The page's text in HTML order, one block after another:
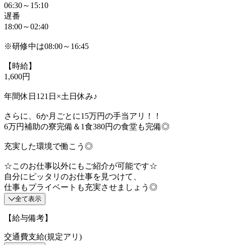
06:30～15:10
遅番
18:00～02:40
※研修中は08:00～16:45
【時給】
1,600円
年間休日121日×土日休み♪
さらに、6か月ごとに15万円の手当アリ！！
6万円補助の寮完備＆1食380円の食堂も完備◎
充実した環境で働こう◎
☆このお仕事以外にもご紹介が可能です☆
自分にピッタリのお仕事を見つけて、
仕事もプライベートも充実させましょう◎
全て表示
【給与備考】
交通費支給(規定アリ)